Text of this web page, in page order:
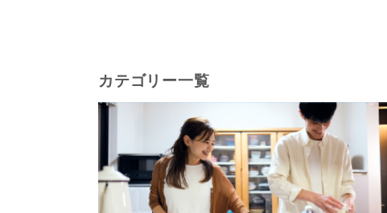
カテゴリー一覧